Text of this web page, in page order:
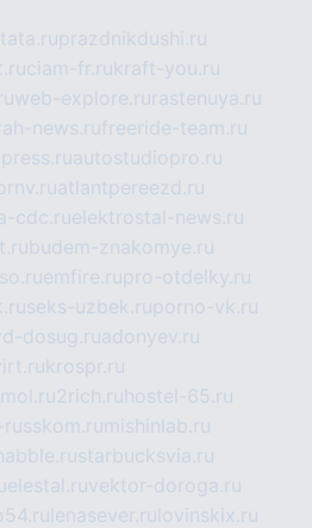
prazdnikdushi.ru
ciam-fr.rukraft-you.ru
web-explore.ru rastenuya.ru
news.rufreeride-team.ru
autostudiopro.ru
atlantpereezd.ru
cdc.ruelektrostal-news.ru
budem-znakomye.ru
emfire.rupro-otdelky.ru
seks-uzbek.ruporno-vk.ru
dosug.ruadonyev.ru
krospr.ru
2rich.ru hostel-65.ru
mishinlab.ru
habble.rustarbucksvia.ru
elestal.ruvektor-doroga.ru
lenasever.ru lovinskix.ru